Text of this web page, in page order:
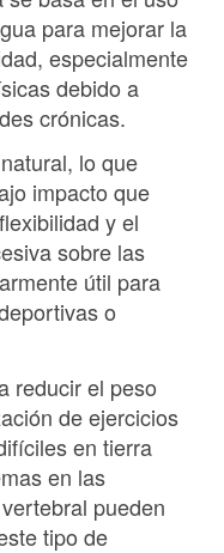
para mejorar la
especialmente
debido a
crónicas.
lo que
impacto que
y el
sobre las
útil para
o
reducir el peso
de ejercicios
en tierra
en las
pueden
tipo de